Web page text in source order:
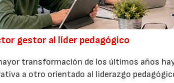
gestor al líder pedagógico
transformación de los últimos años
a otro orientado al liderazgo